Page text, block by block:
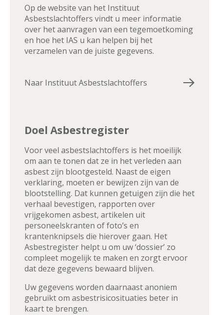
Op de website van het Instituut
Asbestslachtoffers vindt u meer informatie
over het aanvragen van een tegemoetkoming
en hoe het IAS u kan helpen bij het
verzamelen van de juiste gegevens.
Naar Instituut Asbestslachtoffers
Doel Asbestregister
Voor veel asbestslachtoffers is het moeilijk
om aan te tonen dat ze in het verleden aan
asbest zijn blootgesteld. Naast de eigen
verklaring, moeten er bewijzen zijn van de
blootstelling. Dat kunnen getuigen zijn die het
verhaal bevestigen, rapporten over
vrijgekomen asbest, artikelen uit
personeelskranten of foto’s en
krantenknipsels die hierover gaan. Het
Asbestregister helpt u om uw ‘dossier’ zo
compleet mogelijk te maken en zorgt ervoor
dat deze gegevens bewaard blijven.
Uw gegevens worden daarnaast anoniem
gebruikt om asbestrisicosituaties beter in
kaart te brengen.